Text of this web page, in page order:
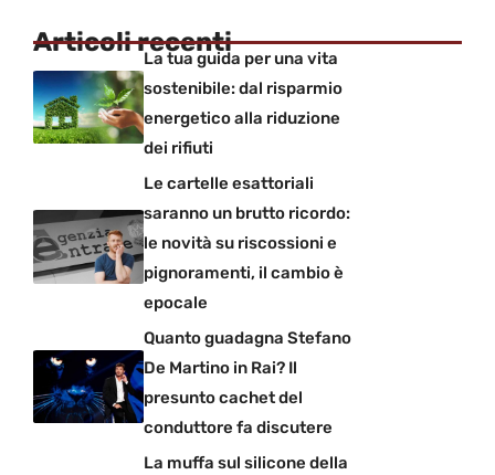
Articoli recenti
La tua guida per una vita
sostenibile: dal risparmio
energetico alla riduzione
dei rifiuti
Le cartelle esattoriali
saranno un brutto ricordo:
le novità su riscossioni e
pignoramenti, il cambio è
epocale
Quanto guadagna Stefano
De Martino in Rai? Il
presunto cachet del
conduttore fa discutere
La muffa sul silicone della